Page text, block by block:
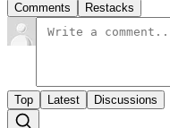
Comments Restacks
Top Latest Discussions